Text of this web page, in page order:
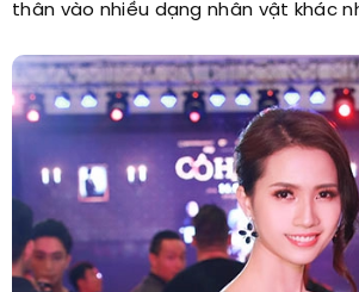
thân vào nhiều dạng nhân vật khác